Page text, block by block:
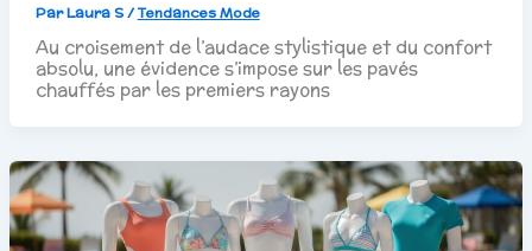
ParLaura S/Tendances Mode
Au croisement de l’audace stylistique et du confort
absolu, une évidence s’impose sur les pavés
chauffés par les premiers rayons